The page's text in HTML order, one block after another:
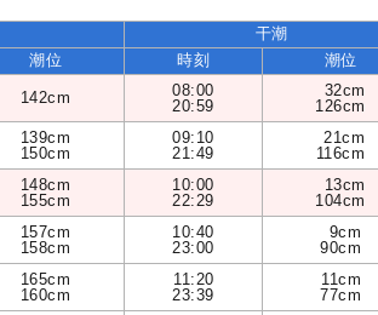
干潮
潮位 時刻 潮位
142cm
08:00
20:59
32cm
126cm
139cm
150cm
09:10
21:49
21cm
116cm
148cm
155cm
10:00
22:29
13cm
104cm
157cm
158cm
10:40
23:00
9cm
90cm
165cm
160cm
11:20
23:39
11cm
77cm